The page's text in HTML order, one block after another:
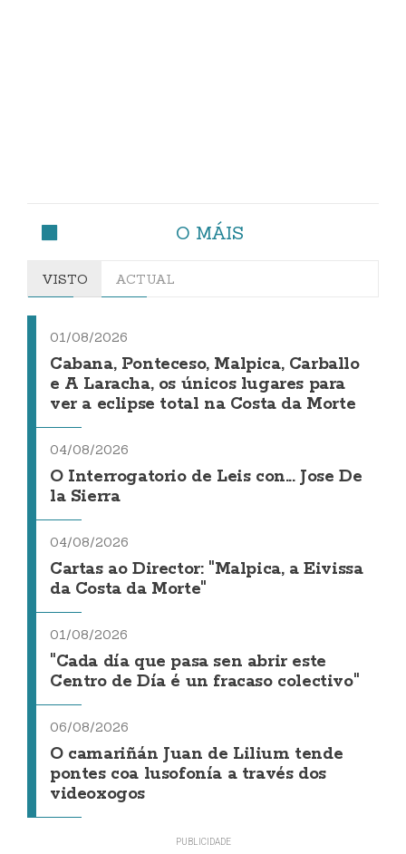
O MÁIS
VISTO ACTUAL
01/08/2026
Cabana, Ponteceso, Malpica, Carballo
e A Laracha, os únicos lugares para
ver a eclipse total na Costa da Morte
04/08/2026
O Interrogatorio de Leis con... Jose De
la Sierra
04/08/2026
Cartas ao Director: "Malpica, a Eivissa
da Costa da Morte"
01/08/2026
"Cada día que pasa sen abrir este
Centro de Día é un fracaso colectivo"
06/08/2026
O camariñán Juan de Lilium tende
pontes coa lusofonía a través dos
videoxogos